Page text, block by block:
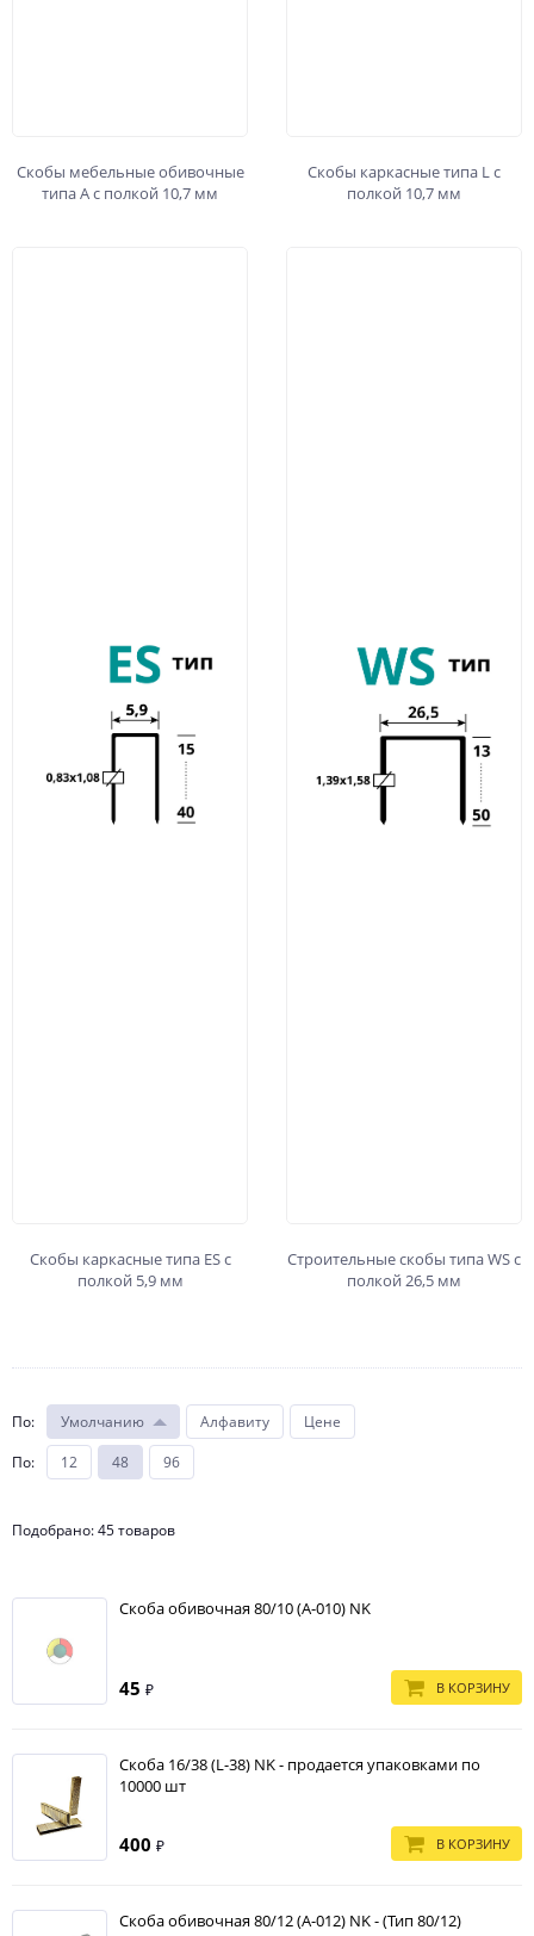
Скобы мебельные обивочные
типа А с полкой 10,7 мм
Скобы каркасные типа L с
полкой 10,7 мм
Скобы каркасные типа ES с
полкой 5,9 мм
Строительные скобы типа WS с
полкой 26,5 мм
По: Умолчанию Алфавиту
Цене
По: 12 48 96
Подобрано: 45 товаров
Скоба обивочная 80/10 (А-010) NK
45 ₽ В КОРЗИНУ
Скоба 16/38 (L-38) NK - продается упаковками по
10000 шт
400 ₽ В КОРЗИНУ
Скоба обивочная 80/12 (А-012) NK - (Тип 80/12)